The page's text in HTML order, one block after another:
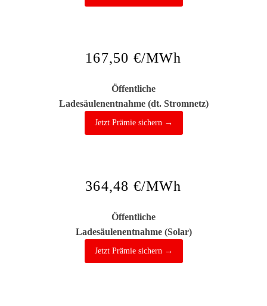
167,50 €/MWh
Öffentliche
Ladesäulenentnahme (dt. Stromnetz)
Jetzt Prämie sichern →
364,48 €/MWh
Öffentliche
Ladesäulenentnahme (Solar)
Jetzt Prämie sichern →